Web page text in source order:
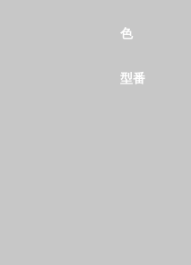
色
型番